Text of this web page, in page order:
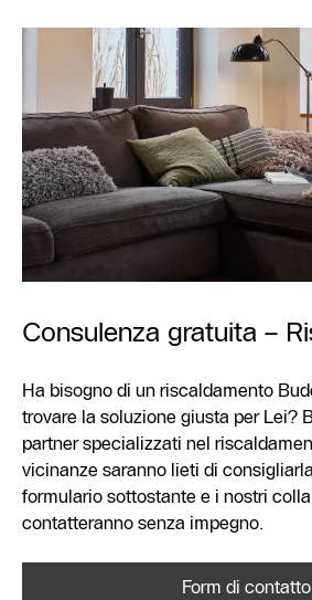
Consulenza gratuita –
Ha bisogno di un riscaldamento
trovare la soluzione giusta per Lei?
partner specializzati nel
vicinanze saranno lieti di
formulario sottostante e i nostri
contatteranno senza impegno.
Form di contatto